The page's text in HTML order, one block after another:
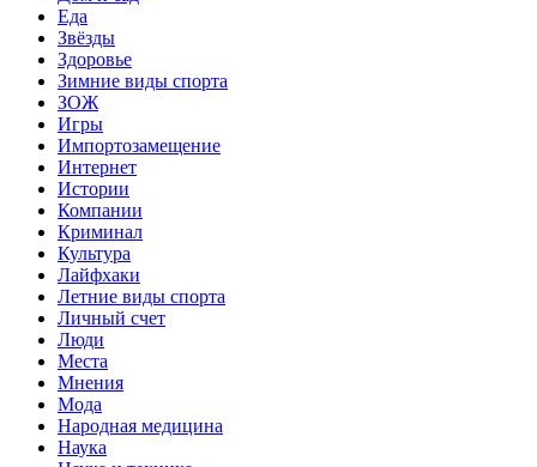
Еда
Звёзды
Здоровье
Зимние виды спорта
ЗОЖ
Игры
Импортозамещение
Интернет
Истории
Компании
Криминал
Культура
Лайфхаки
Летние виды спорта
Личный счет
Люди
Места
Мнения
Мода
Народная медицина
Наука